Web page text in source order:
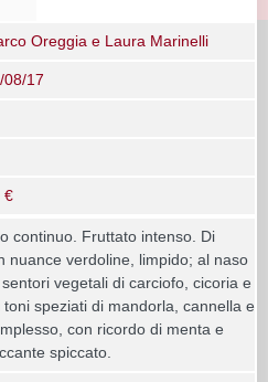
Oreggia e Laura Marinelli
08/17
€
continuo. Fruttato intenso. Di
nuance verdoline, limpido; al naso
vegetali di carciofo, cicoria e
speziati di mandorla, cannella e
con ricordo di menta e
spiccato.